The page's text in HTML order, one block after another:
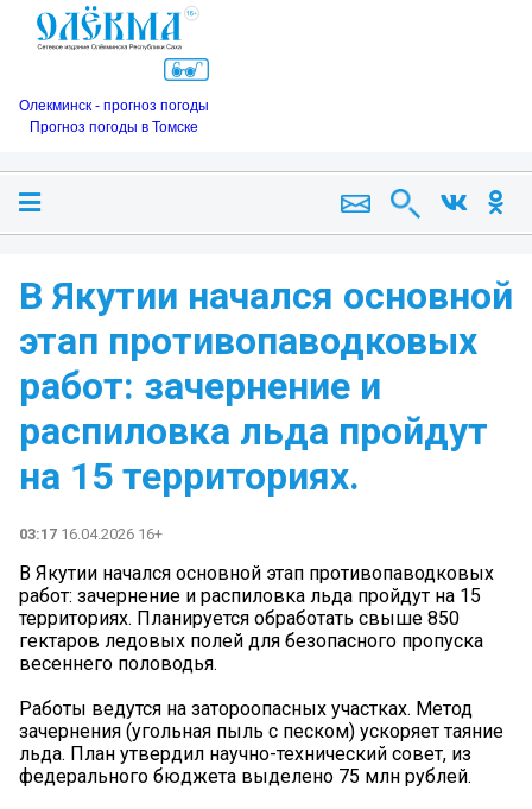
Олекминск - прогноз погоды
Прогноз погоды в Томске
В Якутии начался основной
этап противопаводковых
работ: зачернение и
распиловка льда пройдут
на 15 территориях.
03:17 16.04.2026 16+
В Якутии начался основной этап противопаводковых
работ: зачернение и распиловка льда пройдут на 15
территориях. Планируется обработать свыше 850
гектаров ледовых полей для безопасного пропуска
весеннего половодья.
Работы ведутся на затороопасных участках. Метод
зачернения (угольная пыль с песком) ускоряет таяние
льда. План утвердил научно-технический совет, из
федерального бюджета выделено 75 млн рублей.